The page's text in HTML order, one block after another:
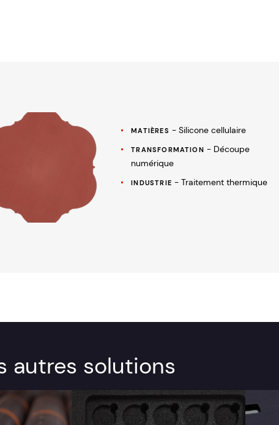
MATIÈRES - Silicone cellulaire
TRANSFORMATION - Découpe
numérique
INDUSTRIE - Traitement thermique
autres solutions